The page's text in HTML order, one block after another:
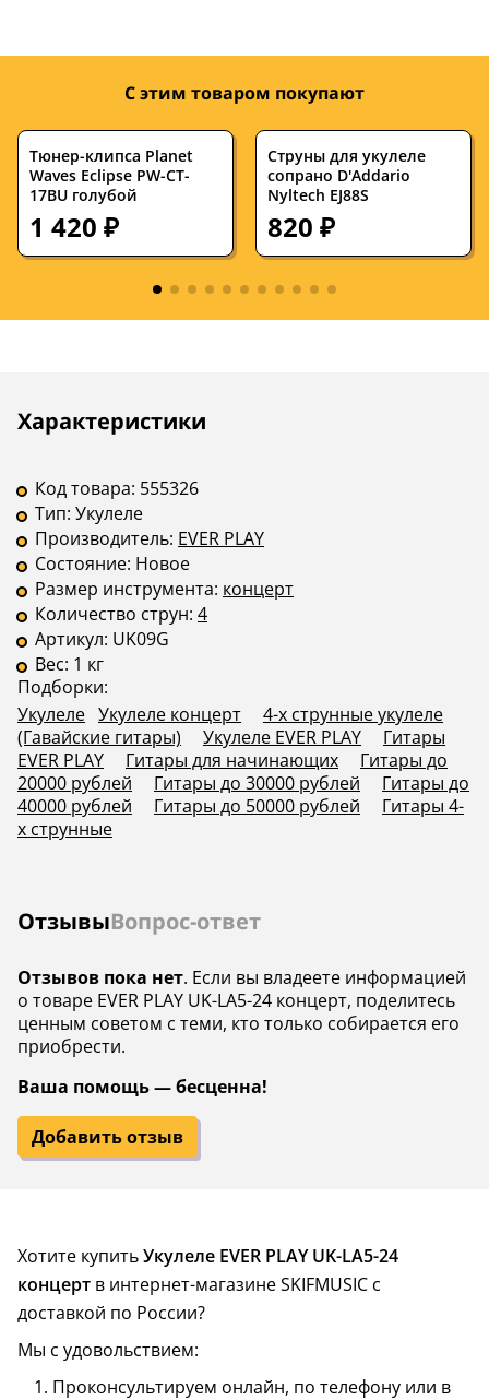
Количество ладов —
—
Верхняя дека
—
Нижняя дека
Обечайка
—
—
—
Форма корпуса
С этим товаром покупают
Тюнер-клипса Planet
Waves Eclipse PW-CT-
17BU голубой
1 420 ₽
Струны для укулеле
сопрано D'Addario
Nyltech EJ88S
820 ₽
Описание
Характеристики
Инструкции
Код товара: 555326
Тип: Укулеле
Производитель: EVER PLAY
Состояние: Новое
Размер инструмента: концерт
Количество струн: 4
Артикул: UK09G
Вес: 1 кг
Подборки:
Укулеле Укулеле концерт
4-х струнные укулеле
(Гавайские гитары)
Укулеле EVER PLAY
Гитары
EVER PLAY
Гитары для начинающих
Гитары до
20000 рублей
Гитары до 30000 рублей
Гитары до
40000 рублей
Гитары до 50000 рублей
Гитары 4-
х струнные
ОтзывыВопрос-ответ
Отзывов пока нет. Если вы владеете информацией
о товаре EVER PLAY UK-LA5-24 концерт, поделитесь
ценным советом с теми, кто только собирается его
приобрести.
Ваша помощь — бесценна!
Добавить отзыв
Хотите купитьУкулеле EVER PLAY UK-LA5-24
концерт в интернет-магазине SKIFMUSIC с
доставкой по России?
Мы с удовольствием:
Проконсультируем онлайн, по телефону или в